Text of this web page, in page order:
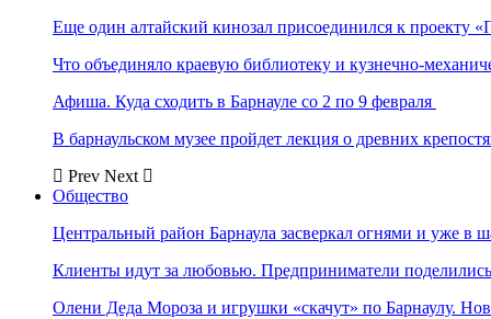
Еще один алтайский кинозал присоединился к проекту
Что объединяло краевую библиотеку и кузнечно-
Афиша. Куда сходить в Барнауле со 2 по 9 февраля
В барнаульском музее пройдет лекция о древних
Prev Next
Общество
Центральный район Барнаула засверкал огнями и уже в
Клиенты идут за любовью. Предприниматели
Олени Деда Мороза и игрушки «скачут» по Барнаулу.